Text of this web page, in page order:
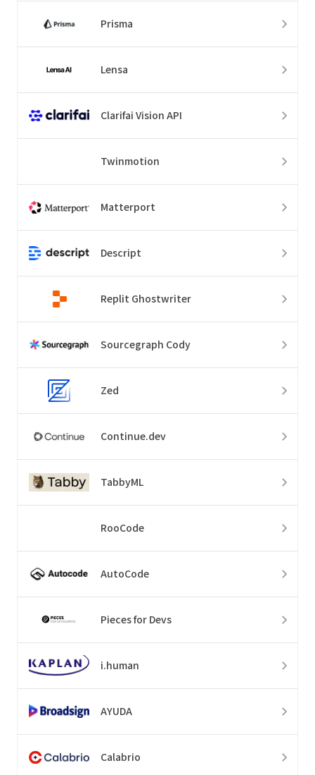
Prisma
Lensa
Clarifai Vision API
Twinmotion
Matterport
Descript
Replit Ghostwriter
Sourcegraph Cody
Zed
Continue.dev
TabbyML
RooCode
AutoCode
Pieces for Devs
i.human
AYUDA
Calabrio